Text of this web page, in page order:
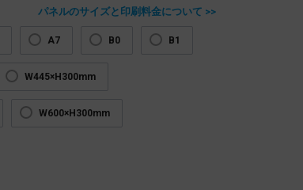
パネルのサイズと印刷料金について >>
A7 B0 B1
W445×H300mm
W600×H300mm